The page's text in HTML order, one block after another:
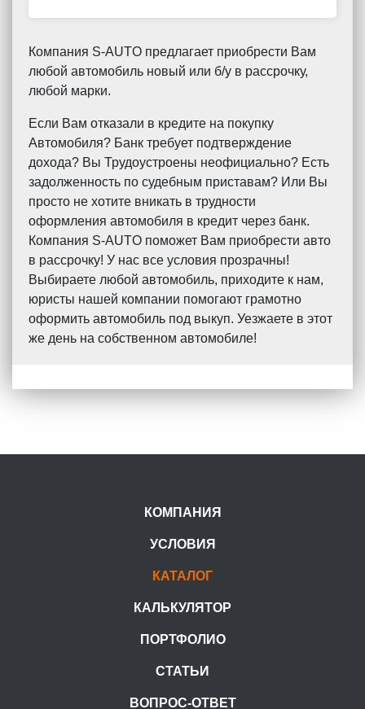
Компания S-AUTO предлагает приобрести Вам
любой автомобиль новый или б/у в рассрочку,
любой марки.
Если Вам отказали в кредите на покупку
Автомобиля? Банк требует подтверждение
дохода? Вы Трудоустроены неофициально? Есть
задолженность по судебным приставам? Или Вы
просто не хотите вникать в трудности
оформления автомобиля в кредит через банк.
Компания S-AUTO поможет Вам приобрести авто
в рассрочку! У нас все условия прозрачны!
Выбираете любой автомобиль, приходите к нам,
юристы нашей компании помогают грамотно
оформить автомобиль под выкуп. Уезжаете в этот
же день на собственном автомобиле!
КОМПАНИЯ
УСЛОВИЯ
КАТАЛОГ
КАЛЬКУЛЯТОР
ПОРТФОЛИО
СТАТЬИ
ВОПРОС-ОТВЕТ